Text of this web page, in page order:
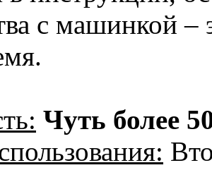
с машинкой –
Чуть более